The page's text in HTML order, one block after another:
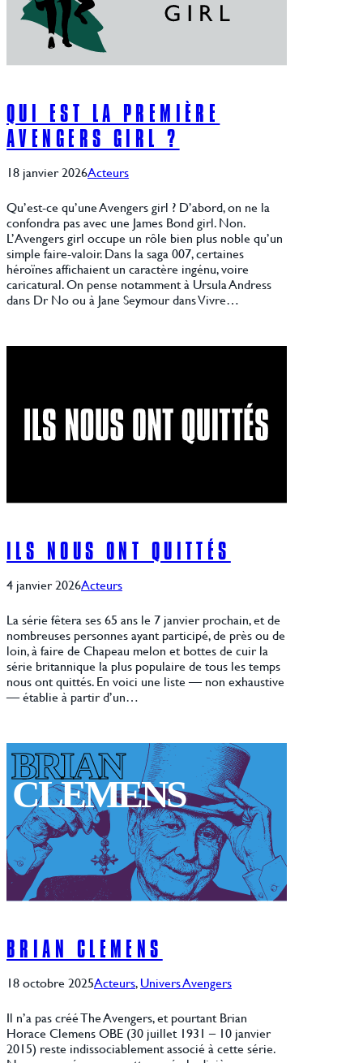
QUI EST LA PREMIÈRE
AVENGERS GIRL ?
18 janvier 2026Acteurs
Qu’est-ce qu’une Avengers girl ? D’abord, on ne la
confondra pas avec une James Bond girl. Non.
L’Avengers girl occupe un rôle bien plus noble qu’un
simple faire-valoir. Dans la saga 007, certaines
héroïnes affichaient un caractère ingénu, voire
caricatural. On pense notamment à Ursula Andress
dans Dr No ou à Jane Seymour dans Vivre…
ILS NOUS ONT QUITTÉS
4 janvier 2026Acteurs
La série fêtera ses 65 ans le 7 janvier prochain, et de
nombreuses personnes ayant participé, de près ou de
loin, à faire de Chapeau melon et bottes de cuir la
série britannique la plus populaire de tous les temps
nous ont quittés. En voici une liste — non exhaustive
— établie à partir d’un…
BRIAN CLEMENS
18 octobre 2025Acteurs, Univers Avengers
Il n’a pas créé The Avengers, et pourtant Brian
Horace Clemens OBE (30 juillet 1931 – 10 janvier
2015) reste indissociablement associé à cette série.